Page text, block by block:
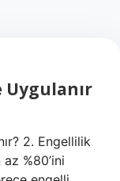
2. Engellilik
%80’ini